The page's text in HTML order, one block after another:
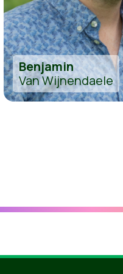
Benjamin
Van Wijnendaele